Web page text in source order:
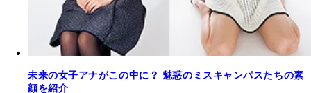
未来の女子アナがこの中に？ 魅惑のミスキャンパスたちの素
顔を紹介